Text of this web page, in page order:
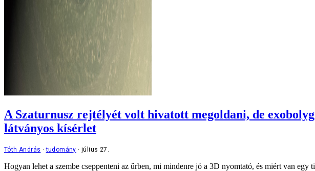
A Szaturnusz rejtélyét volt hivatott megoldani, de
látványos kísérlet
Tóth András tudomány július 27.
Hogyan lehet a szembe cseppenteni az űrben, mi mindenre jó a 3D nyomtató, és miért van